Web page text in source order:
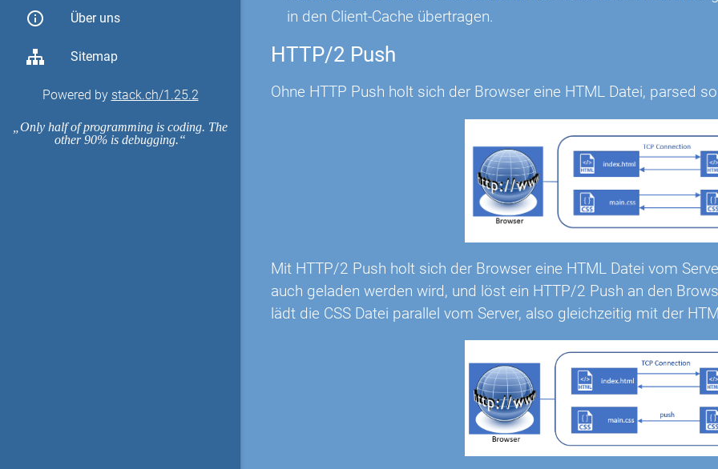
info_outline Über uns
Sitemap
Powered by stack.ch/1.25.2
Only half of programming is coding. The
other 90% is debugging.
in den Client-Cache übertragen.
HTTP/2 Push
Ohne HTTP Push holt sich der Browser eine HTML Datei, parsed
Mit HTTP/2 Push holt sich der Browser eine HTML Datei vom
auch geladen werden wird, und löst ein HTTP/2 Push an den
lädt die CSS Datei parallel vom Server, also gleichzeitig mit der